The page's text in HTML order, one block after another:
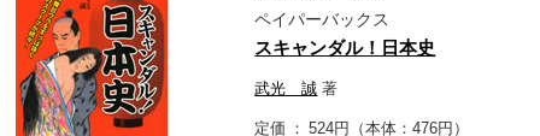
ペイパーバックス
スキャンダル！日本史
武光 誠 著
定価 524円（本体：476円）